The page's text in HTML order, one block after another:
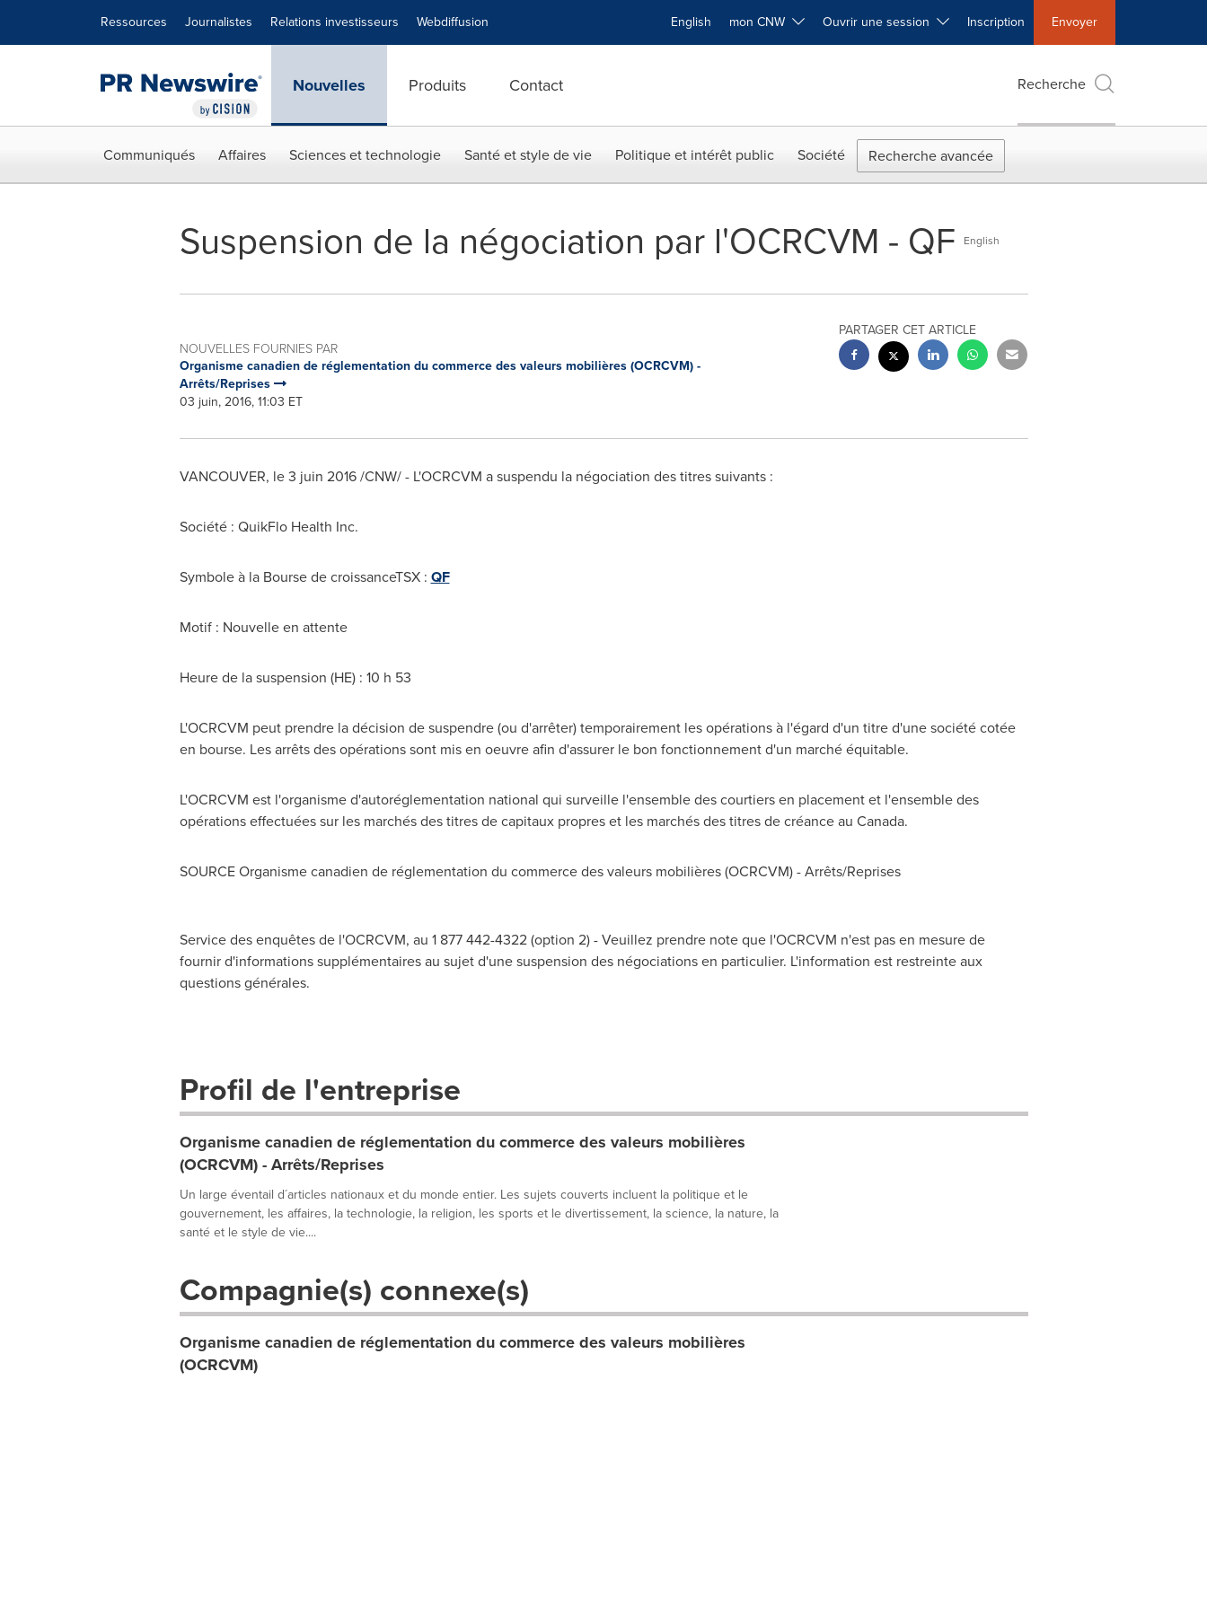
Ressources Journalistes Relations investisseurs Webdiffusion English mon CNW Ouvrir une session Inscription Envoyer
Nouvelles Produits Contact Recherche
Communiqués Affaires Sciences et technologie Santé et style de vie Politique et intérêt public Société Recherche avancée
Suspension de la négociation par l'OCRCVM - QF English
NOUVELLES FOURNIES PAR
Organisme canadien de réglementation du commerce des valeurs mobilières (OCRCVM) -
Arrêts/Reprises
03 juin, 2016, 11:03 ET
PARTAGER CET ARTICLE
VANCOUVER, le 3 juin 2016 /CNW/ - L'OCRCVM a suspendu la négociation des titres suivants :
Société : QuikFlo Health Inc.
Symbole à la Bourse de croissanceTSX : QF
Motif : Nouvelle en attente
Heure de la suspension (HE) : 10 h 53
L'OCRCVM peut prendre la décision de suspendre (ou d'arrêter) temporairement les opérations à l'égard d'un titre d'une société cotée
en bourse. Les arrêts des opérations sont mis en oeuvre afin d'assurer le bon fonctionnement d'un marché équitable.
L'OCRCVM est l'organisme d'autoréglementation national qui surveille l'ensemble des courtiers en placement et l'ensemble des
opérations effectuées sur les marchés des titres de capitaux propres et les marchés des titres de créance au Canada.
SOURCE Organisme canadien de réglementation du commerce des valeurs mobilières (OCRCVM) - Arrêts/Reprises
Service des enquêtes de l'OCRCVM, au 1 877 442-4322 (option 2) - Veuillez prendre note que l'OCRCVM n'est pas en mesure de
fournir d'informations supplémentaires au sujet d'une suspension des négociations en particulier. L'information est restreinte aux
questions générales.
Profil de l'entreprise
Organisme canadien de réglementation du commerce des valeurs mobilières
(OCRCVM) - Arrêts/Reprises
Un large éventail d´articles nationaux et du monde entier. Les sujets couverts incluent la politique et le
gouvernement, les affaires, la technologie, la religion, les sports et le divertissement, la science, la nature, la
santé et le style de vie....
Compagnie(s) connexe(s)
Organisme canadien de réglementation du commerce des valeurs mobilières
(OCRCVM)